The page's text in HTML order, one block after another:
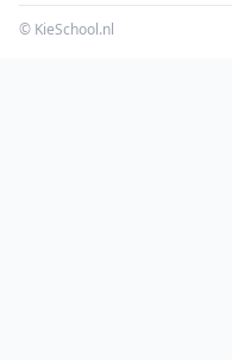
© KieSchool.nl